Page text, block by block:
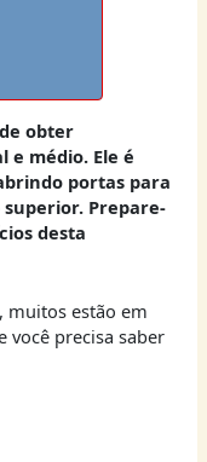
obter
médio. Ele é
portas para
Prepare-
desta
muitos estão em
você precisa saber